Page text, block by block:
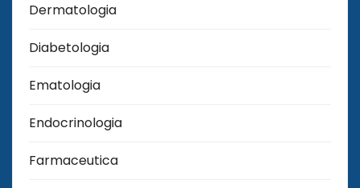
Dermatologia
Diabetologia
Ematologia
Endocrinologia
Farmaceutica